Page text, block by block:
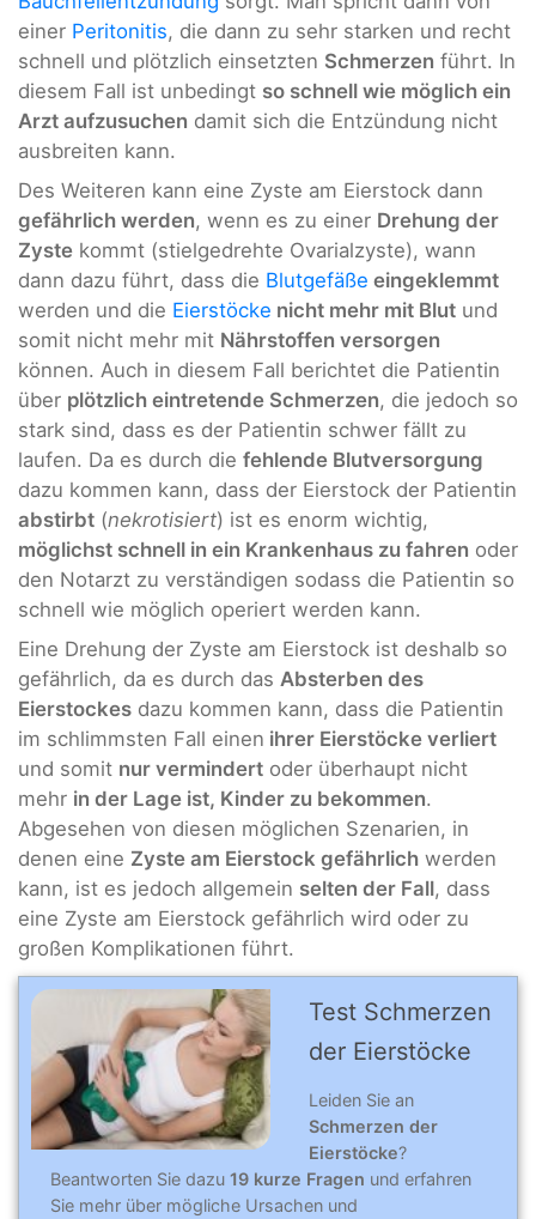
einer Peritonitis, die dann zu sehr starken und recht
schnell und plötzlich einsetzten Schmerzen führt. In
diesem Fall ist unbedingt so schnell wie möglich ein
Arzt aufzusuchen damit sich die Entzündung nicht
ausbreiten kann.
Des Weiteren kann eine Zyste am Eierstock dann
gefährlich werden, wenn es zu einer Drehung der
Zyste kommt (stielgedrehte Ovarialzyste), wann
dann dazu führt, dass die Blutgefäße eingeklemmt
werden und die Eierstöcke nicht mehr mit Blut und
somit nicht mehr mit Nährstoffen versorgen
können. Auch in diesem Fall berichtet die Patientin
über plötzlich eintretende Schmerzen, die jedoch so
stark sind, dass es der Patientin schwer fällt zu
laufen. Da es durch die fehlende Blutversorgung
dazu kommen kann, dass der Eierstock der Patientin
abstirbt (nekrotisiert) ist es enorm wichtig,
möglichst schnell in ein Krankenhaus zu fahren oder
den Notarzt zu verständigen sodass die Patientin so
schnell wie möglich operiert werden kann.
Eine Drehung der Zyste am Eierstock ist deshalb so
gefährlich, da es durch das Absterben des
Eierstockes dazu kommen kann, dass die Patientin
im schlimmsten Fall einen ihrer Eierstöcke verliert
und somit nur vermindert oder überhaupt nicht
mehr in der Lage ist, Kinder zu bekommen.
Abgesehen von diesen möglichen Szenarien, in
denen eine Zyste am Eierstock gefährlich werden
kann, ist es jedoch allgemein selten der Fall, dass
eine Zyste am Eierstock gefährlich wird oder zu
großen Komplikationen führt.
Test Schmerzen
der Eierstöcke
Leiden Sie an
Schmerzen der
Eierstöcke?
Beantworten Sie dazu 19 kurze Fragen und erfahren
Sie mehr über mögliche Ursachen und